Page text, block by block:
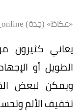
«عكاظ» (جدة) OKAZ_online@
يعاني كثيرون
الطويل أو
ويمكن لبعض
تخفيف الألم